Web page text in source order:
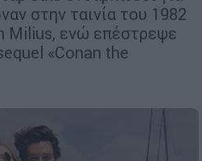
στην ταινία του 1982
Milius, ενώ επέστρεψε
«Conan the